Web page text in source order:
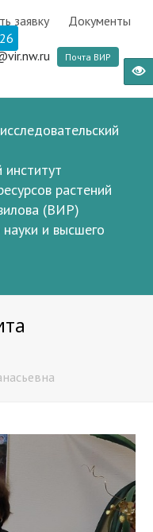
заявку
Документы
Почта ВИР
институт
растений
(ВИР)
и высшего